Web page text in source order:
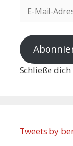
Schließe
Tweets by